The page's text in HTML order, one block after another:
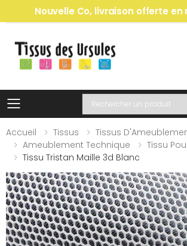
Nouvelle Co, livraison offerte
Toggle mobile menu
Recherche
Accueil
Tissus
Tissus
Ameublement Technique
Tissu
Tissu Tristan Maille 3d Blanc